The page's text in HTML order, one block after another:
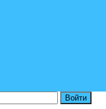
Войти